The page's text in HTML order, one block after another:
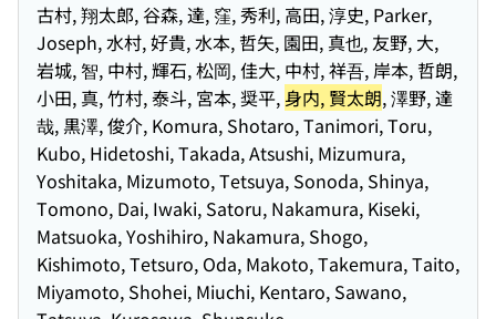
古村, 翔太郎, 谷森, 達, 窪, 秀利, 高田, 淳史, Parker,
Joseph, 水村, 好貴, 水本, 哲矢, 園田, 真也, 友野, 大,
岩城, 智, 中村, 輝石, 松岡, 佳大, 中村, 祥吾, 岸本, 哲朗,
小田, 真, 竹村, 泰斗, 宮本, 奨平, 身内, 賢太朗, 澤野, 達
哉, 黒澤, 俊介, Komura, Shotaro, Tanimori, Toru,
Kubo, Hidetoshi, Takada, Atsushi, Mizumura,
Yoshitaka, Mizumoto, Tetsuya, Sonoda, Shinya,
Tomono, Dai, Iwaki, Satoru, Nakamura, Kiseki,
Matsuoka, Yoshihiro, Nakamura, Shogo,
Kishimoto, Tetsuro, Oda, Makoto, Takemura, Taito,
Miyamoto, Shohei, Miuchi, Kentaro, Sawano,